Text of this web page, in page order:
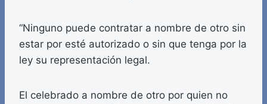
“Ninguno puede contratar a nombre de otro sin
estar por esté autorizado o sin que tenga por la
ley su representación legal.
El celebrado a nombre de otro por quien no